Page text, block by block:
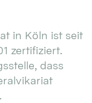
in Köln ist seit
zertifiziert.
dass